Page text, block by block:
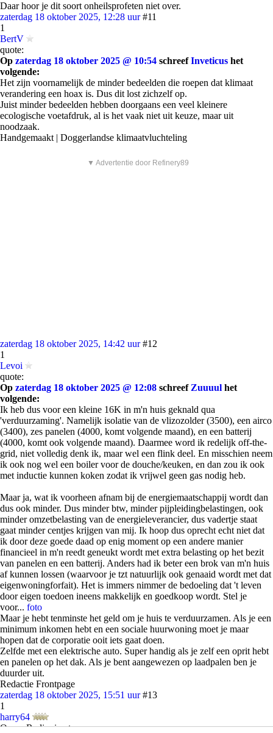
Daar hoor je dit soort onheilsprofeten niet over.
zaterdag 18 oktober 2025, 12:28 uur #11
1
BertV
quote:
Op zaterdag 18 oktober 2025 @ 10:54 schreefInveticus het
volgende:
Het zijn voornamelijk de minder bedeelden die roepen dat klimaat
verandering een hoax is. Dus dit lost zichzelf op.
Juist minder bedeelden hebben doorgaans een veel kleinere
ecologische voetafdruk, al is het vaak niet uit keuze, maar uit
noodzaak.
Handgemaakt | Doggerlandse klimaatvluchteling
▼ Advertentie door Refinery89
zaterdag 18 oktober 2025, 14:42 uur #12
1
Levoi
quote:
Op zaterdag 18 oktober 2025 @ 12:08 schreef Zuuuul het
volgende:
Ik heb dus voor een kleine 16K in m'n huis geknald qua
'verduurzaming'. Namelijk isolatie van de vlizozolder (3500), een airco
(3400), zes panelen (4000, komt volgende maand), en een batterij
(4000, komt ook volgende maand). Daarmee word ik redelijk off-the-
grid, niet volledig denk ik, maar wel een flink deel. En misschien neem
ik ook nog wel een boiler voor de douche/keuken, en dan zou ik ook
met inductie kunnen koken zodat ik vrijwel geen gas nodig heb.
Maar ja, wat ik voorheen afnam bij de energiemaatschappij wordt dan
dus ook minder. Dus minder btw, minder pijpleidingbelastingen, ook
minder omzetbelasting van de energieleverancier, dus vadertje staat
gaat minder centjes krijgen van mij. Ik hoop dus oprecht echt niet dat
ik door deze goede daad op enig moment op een andere manier
financieel in m'n reedt geneukt wordt met extra belasting op het bezit
van panelen en een batterij. Anders had ik beter een brok van m'n huis
af kunnen lossen (waarvoor je tzt natuurlijk ook genaaid wordt met dat
eigenwoningforfait). Het is immers nimmer de bedoeling dat 't leven
door eigen toedoen ineens makkelijk en goedkoop wordt. Stel je
voor... foto
Maar je hebt tenminste het geld om je huis te verduurzamen. Als je een
minimum inkomen hebt en een sociale huurwoning moet je maar
hopen dat de corporatie ooit iets gaat doen.
Zelfde met een elektrische auto. Super handig als je zelf een oprit hebt
en panelen op het dak. Als je bent aangewezen op laadpalen ben je
duurder uit.
Redactie Frontpage
zaterdag 18 oktober 2025, 15:51 uur #13
1
harry64
Ouwe Radiopiraat